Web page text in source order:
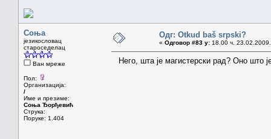
Соња
језикословац
староседелац
Ван мреже
Пол:
Организација:
/
Име и презиме:
Соња Ђорђевић
Струка:
Поруке: 1.404
Одг: Otkud baš srpski?
« Одговор #83 у: 18.00 ч.
Него, шта је магистерски рад? Оно што